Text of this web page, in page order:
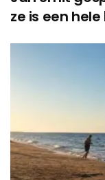
ze is een